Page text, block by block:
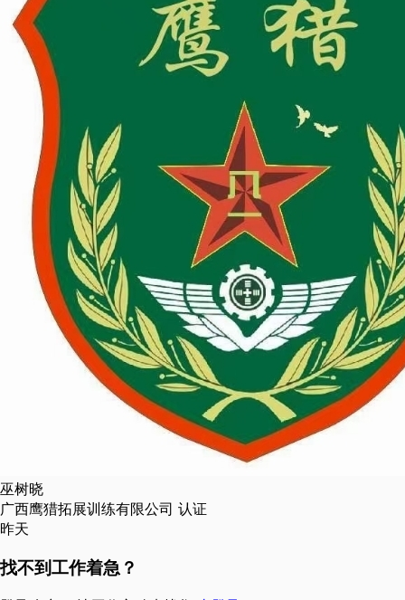
巫树晓
广西鹰猎拓展训练有限公司 认证
昨天
找不到工作着急？